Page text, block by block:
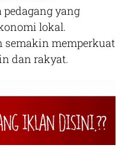
yang
lokal.
memperkuat
dan rakyat.